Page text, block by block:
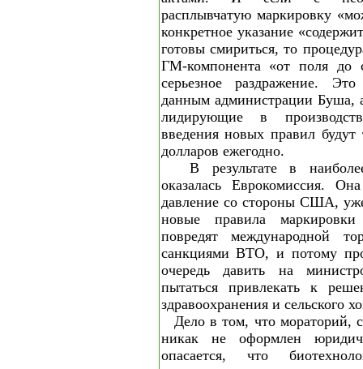
расплывчатую маркировку
конкретное указание
готовы смириться, то
ГМ-компонента «от поля до
серьезное раздражение.
данным администрации Буша,
лидирующие в
введения новых правил
долларов ежегодно.
В результате в
оказалась Еврокомиссия.
давление со стороны США,
новые правила
повредят международной
санкциями ВТО, и потому
очередь давить на
пытаться привлекать к
здравоохранения и сельского
Дело в том, что мораторий,
никак не оформлен
опасается, что